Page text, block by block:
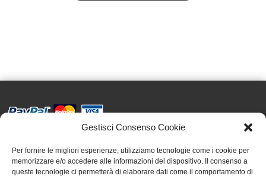
Gestisci Consenso Cookie
Per fornire le migliori esperienze, utilizziamo tecnologie come i cookie per
memorizzare e/o accedere alle informazioni del dispositivo. Il consenso a
queste tecnologie ci permetterà di elaborare dati come il comportamento di
C.F. e P.IVA 09655250018
Via Tre Denti, 1 - 10060 Cantalupa (TO)